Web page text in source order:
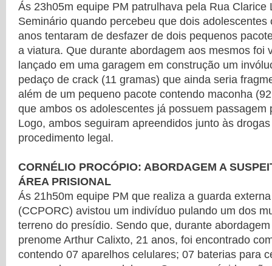
Ás 23h05m equipe PM patrulhava pela Rua Clarice
Seminário quando percebeu que dois adolescentes
anos tentaram de desfazer de dois pequenos
a viatura. Que durante abordagem aos mesmos foi
lançado em uma garagem em construção um
pedaço de crack (11 gramas) que ainda seria
além de um pequeno pacote contendo maconha
que ambos os adolescentes já possuem passagem
Logo, ambos seguiram apreendidos junto às
procedimento legal.
CORNÉLIO PROCÓPIO: ABORDAGEM A
ÁREA PRISIONAL
Ás 21h50m equipe PM que realiza a guarda
(CCPORC) avistou um indivíduo pulando um dos
terreno do presídio. Sendo que, durante
prenome Arthur Calixto, 21 anos, foi encontrado
contendo 07 aparelhos celulares; 07 baterias para